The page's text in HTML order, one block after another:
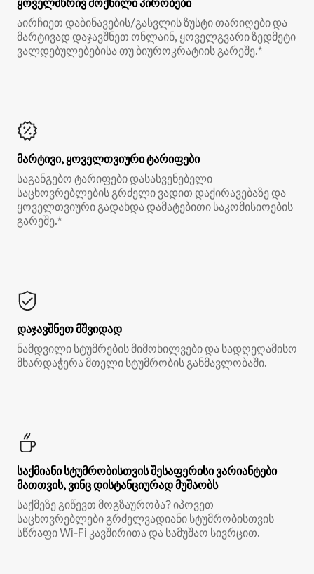
ყოველმხრივ მოქნილი პირობები
აირჩიეთ დაბინავების/გასვლის ზუსტი თარიღები და
მარტივად დაჯავშნეთ ონლაინ, ყოველგვარი ზედმეტი
ვალდებულებებისა თუ ბიუროკრატიის გარეშე.*
მარტივი, ყოველთვიური ტარიფები
საგანგებო ტარიფები დასასვენებელი
საცხოვრებლების გრძელი ვადით დაქირავებაზე და
ყოველთვიური გადახდა დამატებითი საკომისიოების
გარეშე.*
დაჯავშნეთ მშვიდად
ნამდვილი სტუმრების მიმოხილვები და სადღეღამისო
მხარდაჭერა მთელი სტუმრობის განმავლობაში.
საქმიანი სტუმრობისთვის შესაფერისი ვარიანტები
მათთვის, ვინც დისტანციურად მუშაობს
საქმეზე გიწევთ მოგზაურობა? იპოვეთ
საცხოვრებლები გრძელვადიანი სტუმრობისთვის
სწრაფი Wi‑Fi კავშირითა და სამუშაო სივრცით.